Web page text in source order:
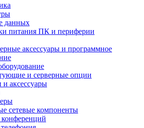
данных
питания ПК и периферии
аксессуары и программное
и серверные опции
и аксессуары
сетевые компоненты